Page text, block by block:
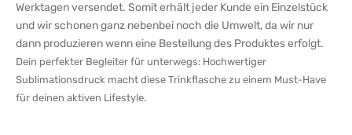
Werktagen versendet. Somit erhält jeder Kunde ein Einzelstück
und wir schonen ganz nebenbei noch die Umwelt, da wir nur
dann produzieren wenn eine Bestellung des Produktes erfolgt.
Dein perfekter Begleiter für unterwegs: Hochwertiger
Sublimationsdruck macht diese Trinkflasche zu einem Must-Have
für deinen aktiven Lifestyle.